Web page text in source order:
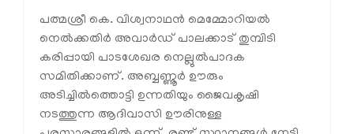
പത്മശ്രീ കെ. വിശ്വനാഥൻ മെമ്മോറിയൽ
നെൽക്കതിർ അവാർഡ് പാലക്കാട് തുമ്പിടി
കരിപ്പായി പാടശേഖര നെല്ലുൽപാദക
സമിതിക്കാണ്. അബ്ബണ്ണൂർ ഊരും
അടിച്ചിൽത്തൊട്ടി ഉന്നതിയും ജൈവകൃഷി
നടത്തുന്ന ആദിവാസി ഊരിനുള്ള